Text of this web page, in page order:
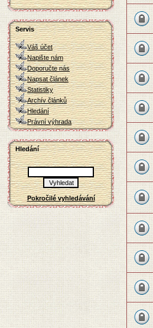
Servis
Váš účet
Napište nám
Doporučte nás
Napsat článek
Statistiky
Archív článků
Hledání
Právní výhrada
Hledání
Pokročilé vyhledávání